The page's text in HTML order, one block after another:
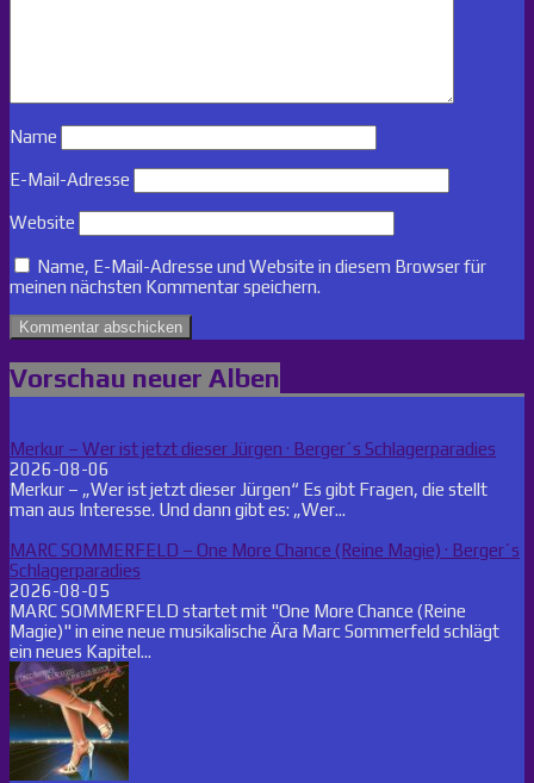
Name
E-Mail-Adresse
Website
Name, E-Mail-Adresse und Website in diesem Browser für
meinen nächsten Kommentar speichern.
Vorschau neuer Alben
Merkur – Wer ist jetzt dieser Jürgen · Berger´s Schlagerparadies
2026-08-06
Merkur – „Wer ist jetzt dieser Jürgen“ Es gibt Fragen, die stellt
man aus Interesse. Und dann gibt es: „Wer...
MARC SOMMERFELD – One More Chance (Reine Magie) · Berger´s
Schlagerparadies
2026-08-05
MARC SOMMERFELD startet mit "One More Chance (Reine
Magie)" in eine neue musikalische Ära Marc Sommerfeld schlägt
ein neues Kapitel...